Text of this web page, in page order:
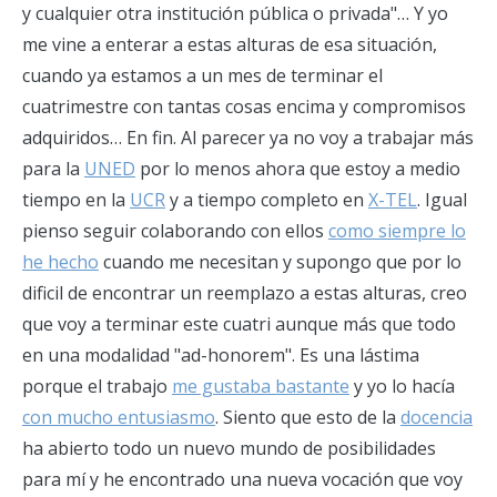
y cualquier otra institución pública o privada"… Y yo
me vine a enterar a estas alturas de esa situación,
cuando ya estamos a un mes de terminar el
cuatrimestre con tantas cosas encima y compromisos
adquiridos… En fin. Al parecer ya no voy a trabajar más
para la UNED por lo menos ahora que estoy a medio
tiempo en la UCRy a tiempo completo en X-TEL. Igual
pienso seguir colaborando con ellos como siempre lo
he hecho cuando me necesitan y supongo que por lo
dificil de encontrar un reemplazo a estas alturas, creo
que voy a terminar este cuatri aunque más que todo
en una modalidad "ad-honorem". Es una lástima
porque el trabajo me gustaba bastante y yo lo hacía
con mucho entusiasmo. Siento que esto de la docencia
ha abierto todo un nuevo mundo de posibilidades
para mí y he encontrado una nueva vocación que voy